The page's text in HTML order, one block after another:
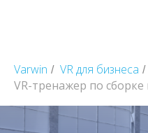
Varwin / VR для бизнеса /
VR-тренажер по